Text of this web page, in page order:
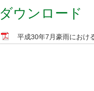
ダウンロード
平成30年7月豪雨におけ